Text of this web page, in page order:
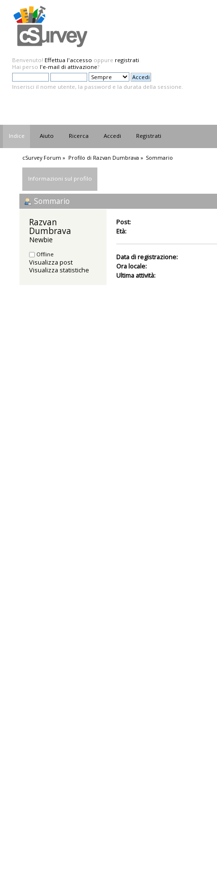
Benvenuto! Effettua l'accesso oppure registrati.
Hai perso l'e-mail di attivazione?
Inserisci il nome utente, la password e la durata della sessione.
Indice Aiuto Ricerca Accedi Registrati
cSurvey Forum » Profilo di Razvan Dumbrava » Sommario
Informazioni sul profilo
Sommario
Razvan
Dumbrava
Newbie
Offline
Visualizza post
Visualizza statistiche
Post:
Età:
Data di registrazione:
Ora locale:
Ultima attività: